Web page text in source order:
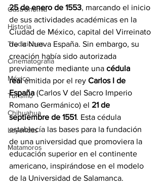
Gastronomìa
Historia
Tradiciones
Cinematografía
México
Turismo
Chihuahua
Leyendas
Matamoros
25 de enero de 1553, marcando el inicio
de sus actividades académicas en la
Ciudad de México, capital del Virreinato
de la Nueva España. Sin embargo, su
creación había sido autorizada
previamente mediante una cédula
real emitida por el rey Carlos I de
España (Carlos V del Sacro Imperio
Romano Germánico) el 21 de
septiembre de 1551. Esta cédula
establecía las bases para la fundación
de una universidad que promoviera la
educación superior en el continente
americano, inspirándose en el modelo
de la Universidad de Salamanca.